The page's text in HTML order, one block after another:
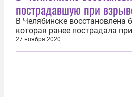
пациентов в день взрыва.
пострадавшую при
В Челябинске восстановлена
которая ранее пострадала
и пожаре. Её уже осмотрел
области Юрий Семёнов.
27 ноября 2020